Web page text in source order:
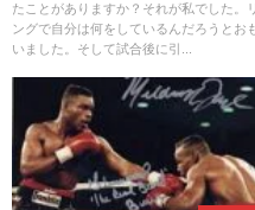
たことがありますか？それが私でした。リ
ングで自分は何をしているんだろうとお
いました。そして試合後に引...